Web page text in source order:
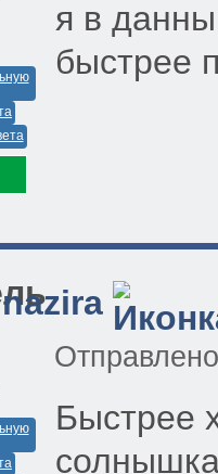
я в
быстрее
nazira
Быстрее